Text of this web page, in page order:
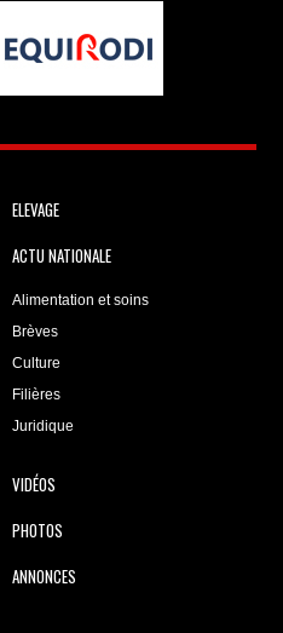
ELEVAGE
ACTU NATIONALE
Alimentation et soins
Brèves
Culture
Filières
Juridique
VIDÉOS
PHOTOS
ANNONCES